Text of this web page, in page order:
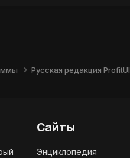
Русская редакция ProfitUI
Сайты
Энциклопедия